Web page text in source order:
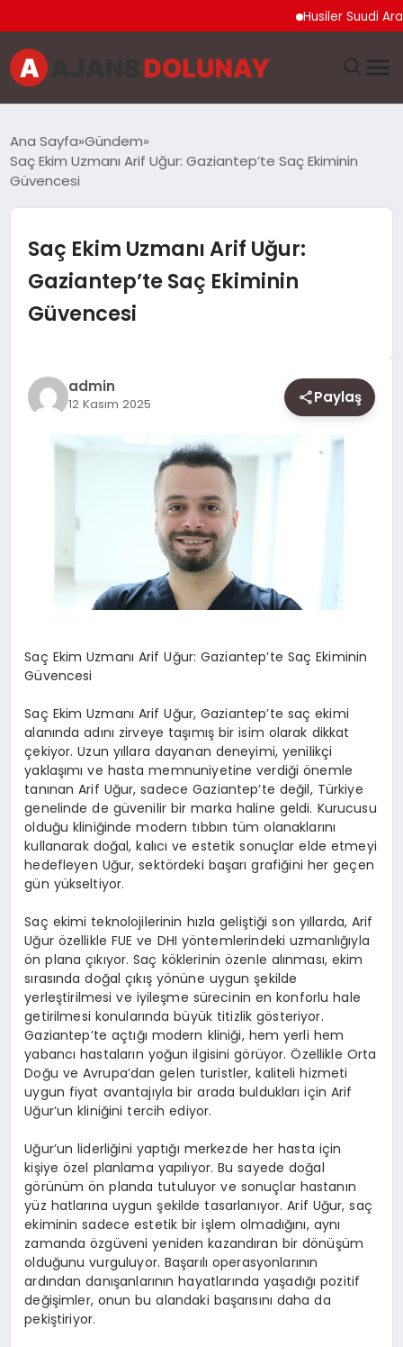
Husiler Suudi
EĞITIM
GENEL
GÜNCEL
SAĞLIK
SIYASET
Ana Sayfa Gündem
Saç Ekim Uzmanı Arif Uğur: Gaziantep’te Saç Ekiminin
Güvencesi
Saç Ekim Uzmanı Arif Uğur:
Gaziantep’te Saç Ekiminin
Güvencesi
admin
12 Kasım 2025 Paylaş
Saç Ekim Uzmanı Arif Uğur: Gaziantep’te Saç Ekiminin
Güvencesi
Saç Ekim Uzmanı Arif Uğur, Gaziantep’te saç ekimi
alanında adını zirveye taşımış bir isim olarak dikkat
çekiyor. Uzun yıllara dayanan deneyimi, yenilikçi
yaklaşımı ve hasta memnuniyetine verdiği önemle
tanınan Arif Uğur, sadece Gaziantep’te değil, Türkiye
genelinde de güvenilir bir marka haline geldi. Kurucusu
olduğu kliniğinde modern tıbbın tüm olanaklarını
kullanarak doğal, kalıcı ve estetik sonuçlar elde etmeyi
hedefleyen Uğur, sektördeki başarı grafiğini her geçen
gün yükseltiyor.
Saç ekimi teknolojilerinin hızla geliştiği son yıllarda, Arif
Uğur özellikle FUE ve DHI yöntemlerindeki uzmanlığıyla
ön plana çıkıyor. Saç köklerinin özenle alınması, ekim
sırasında doğal çıkış yönüne uygun şekilde
yerleştirilmesi ve iyileşme sürecinin en konforlu hale
getirilmesi konularında büyük titizlik gösteriyor.
Gaziantep’te açtığı modern kliniği, hem yerli hem
yabancı hastaların yoğun ilgisini görüyor. Özellikle Orta
Doğu ve Avrupa’dan gelen turistler, kaliteli hizmeti
uygun fiyat avantajıyla bir arada buldukları için Arif
Uğur’un kliniğini tercih ediyor.
Uğur’un liderliğini yaptığı merkezde her hasta için
kişiye özel planlama yapılıyor. Bu sayede doğal
görünüm ön planda tutuluyor ve sonuçlar hastanın
yüz hatlarına uygun şekilde tasarlanıyor. Arif Uğur, saç
ekiminin sadece estetik bir işlem olmadığını, aynı
zamanda özgüveni yeniden kazandıran bir dönüşüm
olduğunu vurguluyor. Başarılı operasyonlarının
ardından danışanlarının hayatlarında yaşadığı pozitif
değişimler, onun bu alandaki başarısını daha da
pekiştiriyor.